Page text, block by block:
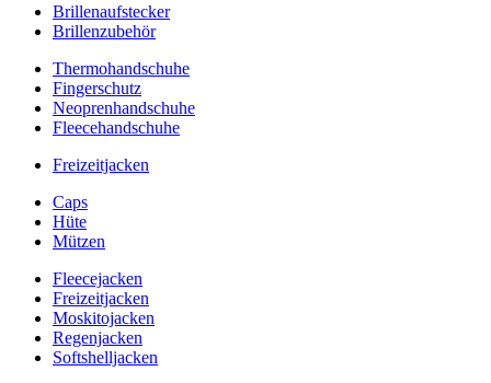
Brillenaufstecker
Brillenzubehör
Thermohandschuhe
Fingerschutz
Neoprenhandschuhe
Fleecehandschuhe
Freizeitjacken
Caps
Hüte
Mützen
Fleecejacken
Freizeitjacken
Moskitojacken
Regenjacken
Softshelljacken